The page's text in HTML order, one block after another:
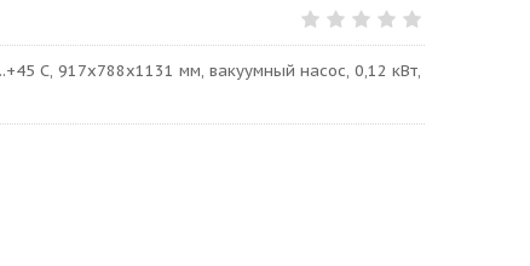
С, 917x788x1131 мм, вакуумный насос, 0,12 кВт,